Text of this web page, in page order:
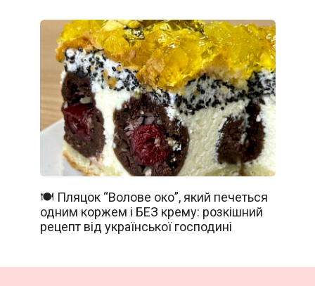
🍽️ Пляцок “Волове око”, який печеться
одним коржем і БЕЗ крему: розкішний
рецепт від української господині